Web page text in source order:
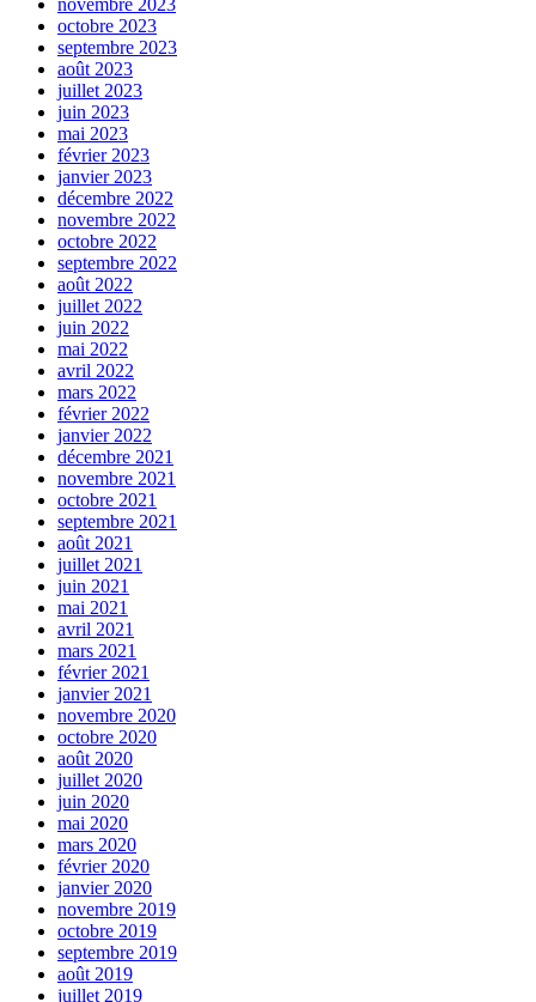
novembre 2023
octobre 2023
septembre 2023
août 2023
juillet 2023
juin 2023
mai 2023
février 2023
janvier 2023
décembre 2022
novembre 2022
octobre 2022
septembre 2022
août 2022
juillet 2022
juin 2022
mai 2022
avril 2022
mars 2022
février 2022
janvier 2022
décembre 2021
novembre 2021
octobre 2021
septembre 2021
août 2021
juillet 2021
juin 2021
mai 2021
avril 2021
mars 2021
février 2021
janvier 2021
novembre 2020
octobre 2020
août 2020
juillet 2020
juin 2020
mai 2020
mars 2020
février 2020
janvier 2020
novembre 2019
octobre 2019
septembre 2019
août 2019
juillet 2019